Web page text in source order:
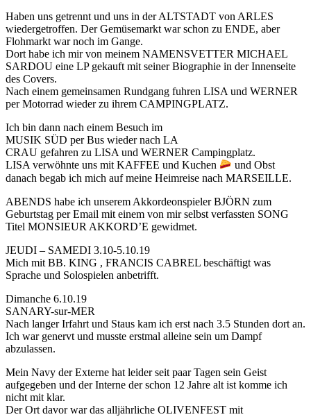
Haben uns getrennt und uns in der ALTSTADT von ARLES
wiedergetroffen. Der Gemüsemarkt war schon zu ENDE, aber
Flohmarkt war noch im Gange.
Dort habe ich mir von meinem NAMENSVETTER MICHAEL
SARDOU eine LP gekauft mit seiner Biographie in der Innenseite
des Covers.
Nach einem gemeinsamen Rundgang fuhren LISA und WERNER
per Motorrad wieder zu ihrem CAMPINGPLATZ.
Ich bin dann nach einem Besuch im
MUSIK SÜD per Bus wieder nach LA
CRAU gefahren zu LISA und WERNER Campingplatz.
LISA verwöhnte uns mit KAFFEE und Kuchen
und Obst
danach begab ich mich auf meine Heimreise nach MARSEILLE.
ABENDS habe ich unserem Akkordeonspieler BJÖRN zum
Geburtstag per Email mit einem von mir selbst verfassten SONG
Titel MONSIEUR AKKORD’E gewidmet.
JEUDI – SAMEDI 3.10-5.10.19
Mich mit BB. KING , FRANCIS CABREL beschäftigt was
Sprache und Solospielen anbetrifft.
Dimanche 6.10.19
SANARY-sur-MER
Nach langer Irfahrt und Staus kam ich erst nach 3.5 Stunden dort an.
Ich war genervt und musste erstmal alleine sein um Dampf
abzulassen.
Mein Navy der Externe hat leider seit paar Tagen sein Geist
aufgegeben und der Interne der schon 12 Jahre alt ist komme ich
nicht mit klar.
Der Ort davor war das alljährliche OLIVENFEST mit